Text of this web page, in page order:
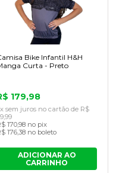
Bike Infantil H&H
Curta - Preto
179,98
sem juros no cartão de R$
170,98 no pix
176,38 no boleto
ADICIONAR AO
CARRINHO